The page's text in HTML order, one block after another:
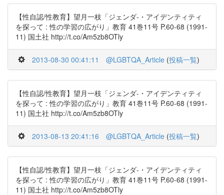
【性自認/性教育】望月一枝「ジェンダ-・アイデンティティ
を探って : 性の学習の広がり」教育 41巻11号 P.60-68 (1991-
11) 国土社 http://t.co/Am5zb8OTly
2013-08-30 00:41:11 @LGBTQA_Article (投稿一覧)
【性自認/性教育】望月一枝「ジェンダ-・アイデンティティ
を探って : 性の学習の広がり」教育 41巻11号 P.60-68 (1991-
11) 国土社 http://t.co/Am5zb8OTly
2013-08-13 20:41:16 @LGBTQA_Article (投稿一覧)
【性自認/性教育】望月一枝「ジェンダ-・アイデンティティ
を探って : 性の学習の広がり」教育 41巻11号 P.60-68 (1991-
11) 国土社 http://t.co/Am5zb8OTly